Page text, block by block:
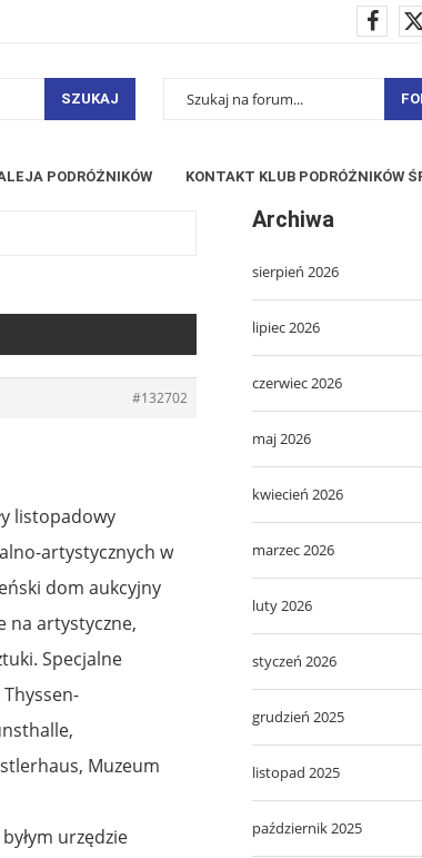
SZUKAJ
PODRÓŻNIKÓW KONTAKT KLUB PODRÓŻNIKÓW
#132702
listopadowy
artystycznych w
dom aukcyjny
na artystyczne,
Specjalne
Muzeum
urzędzie
Archiwa
sierpień 2026
lipiec 2026
czerwiec 2026
maj 2026
kwiecień 2026
marzec 2026
luty 2026
styczeń 2026
grudzień 2025
listopad 2025
październik 2025